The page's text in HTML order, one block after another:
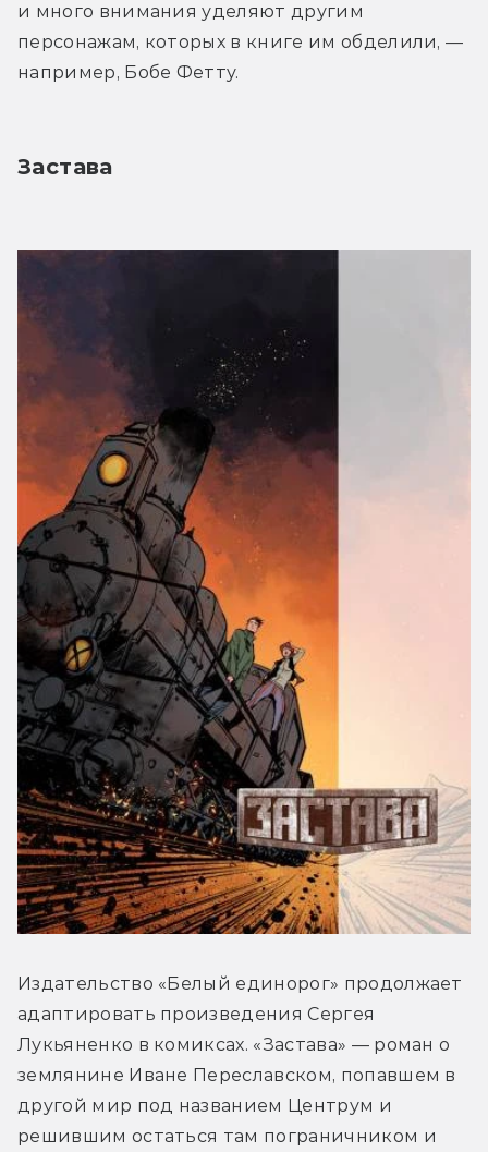
и много внимания уделяют другим
персонажам, которых в книге им обделили, —
например, Бобе Фетту.
Застава
Издательство «Белый единорог» продолжает
адаптировать произведения Сергея
Лукьяненко в комиксах. «Застава» — роман о
землянине Иване Переславском, попавшем в
другой мир под названием Центрум и
решившим остаться там пограничником и